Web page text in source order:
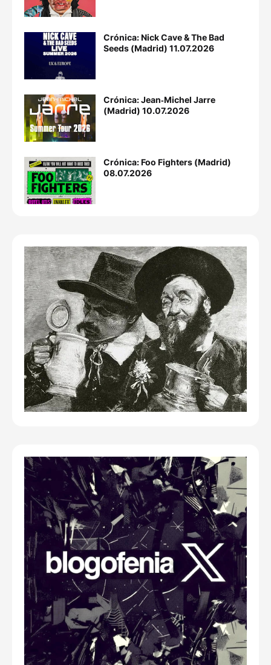
Crónica: Nick Cave & The Bad
Seeds (Madrid) 11.07.2026
Crónica: Jean‐Michel Jarre
(Madrid) 10.07.2026
Crónica: Foo Fighters (Madrid)
08.07.2026